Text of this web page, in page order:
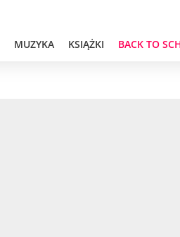
MUZYKA KSIĄŻKI BACK TO